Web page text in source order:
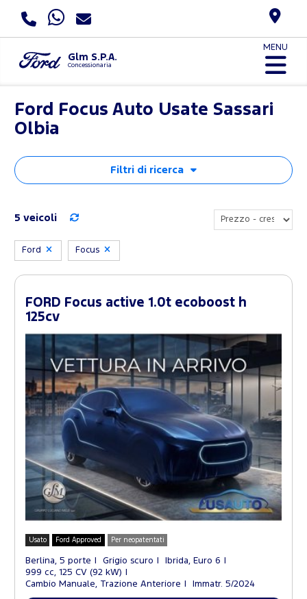
Glm S.P.A.
Concessionaria
MENU
Ford Focus Auto Usate Sassari
Olbia
Filtri di ricerca
5 veicoli
Ford Focus
FORD Focus active 1.0t ecoboost h
125cv
Usato Ford Approved Per neopatentati
Berlina, 5 porte Grigio scuro
Ibrida, Euro 6
999 cc, 125 CV (92 kW)
Cambio Manuale, Trazione Anteriore
Immatr. 5/2024